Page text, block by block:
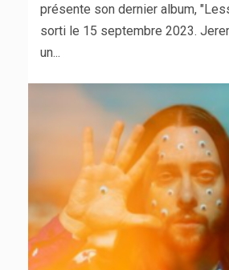
présente son dernier album,
sorti le 15 septembre 2023.
un...